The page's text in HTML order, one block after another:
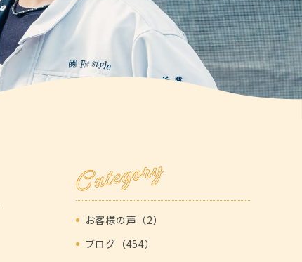
Category
お客様の声（2）
ブログ（454）